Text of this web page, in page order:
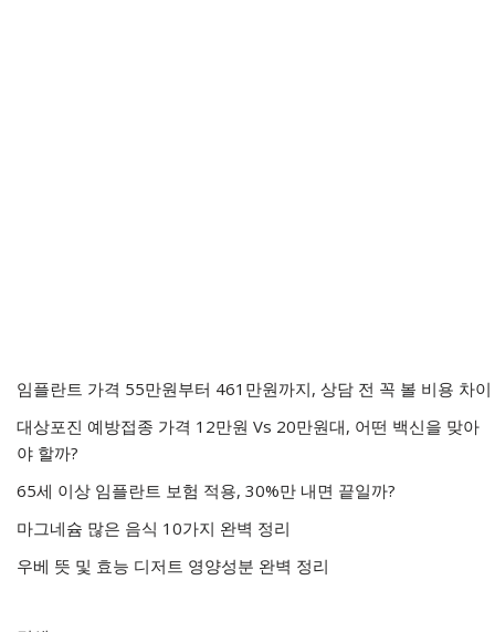
임플란트 가격 55만원부터 461만원까지, 상담 전 꼭 볼 비용 차이
대상포진 예방접종 가격 12만원 Vs 20만원대, 어떤 백신을 맞아
야 할까?
65세 이상 임플란트 보험 적용, 30%만 내면 끝일까?
마그네슘 많은 음식 10가지 완벽 정리
우베 뜻 및 효능 디저트 영양성분 완벽 정리